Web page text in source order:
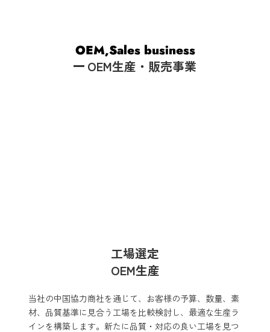
OEM,Sales business
OEM生産・販売事業
工場選定
OEM生産
当社の中国協力商社を通じて、お客様の予算、数量、素
材、品質基準に見合う工場を比較検討し、最適な生産ラ
インを構築します。新たに品質・対応の良い工場を見つ